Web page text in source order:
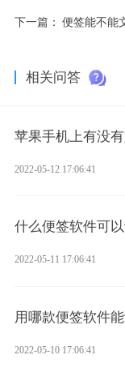
下一篇： 便签能不能
相关问答
苹果手机上有没
2022-05-12 17:06:41
什么便签软件可
2022-05-11 17:06:41
用哪款便签软件
2022-05-10 17:06:41